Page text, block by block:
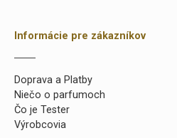
Informácie pre zákazníkov
Doprava a Platby
Niečo o parfumoch
Čo je Tester
Výrobcovia